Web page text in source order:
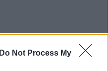
Do Not Process My